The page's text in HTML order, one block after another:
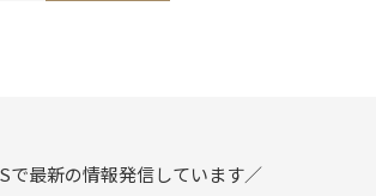
で最新の情報発信しています／